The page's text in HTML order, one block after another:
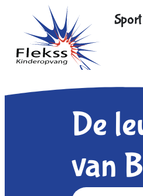
De
van